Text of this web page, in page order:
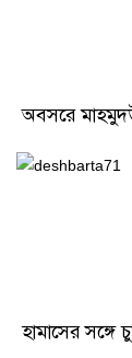
অবসরে
হামাসের সঙ্গে